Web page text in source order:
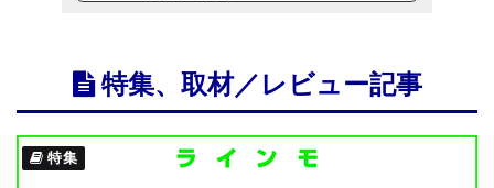
特集、取材／レビュー記事
特集